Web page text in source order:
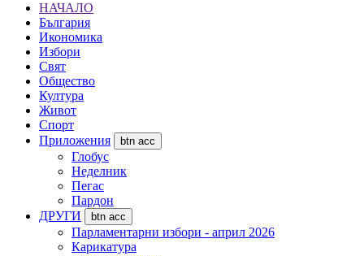
НАЧАЛО
България
Икономика
Избори
Свят
Общество
Култура
Живот
Спорт
Приложения
btn acc
Глобус
Неделник
Пегас
Пардон
ДРУГИ
btn acc
Парламентарни избори - април 2026
Карикатура